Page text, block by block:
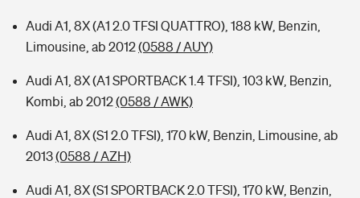
Audi A1, 8X (A1 2.0 TFSI QUATTRO), 188 kW, Benzin,
Limousine, ab 2012(0588 / AUY)
Audi A1, 8X (A1 SPORTBACK 1.4 TFSI), 103 kW, Benzin,
Kombi, ab 2012(0588 / AWK)
Audi A1, 8X (S1 2.0 TFSI), 170 kW, Benzin, Limousine, ab
2013(0588 / AZH)
Audi A1, 8X (S1 SPORTBACK 2.0 TFSI), 170 kW, Benzin,